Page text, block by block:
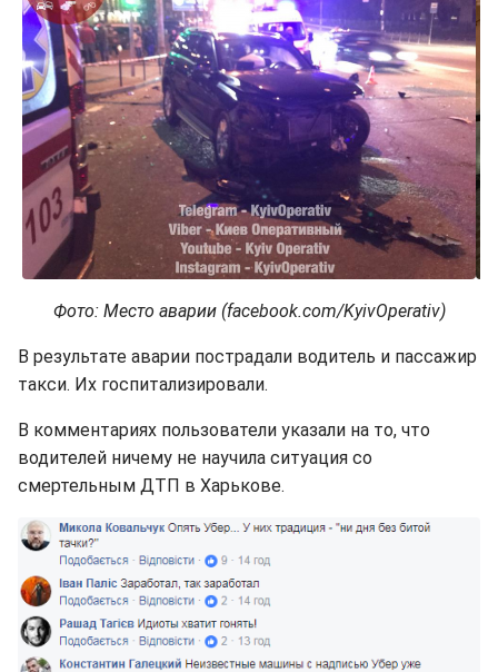
Фото: Место аварии (facebook.com/KyivOperativ)
В результате аварии пострадали водитель и пассажир
такси. Их госпитализировали.
В комментариях пользователи указали на то, что
водителей ничему не научила ситуация со
смертельным ДТП в Харькове.